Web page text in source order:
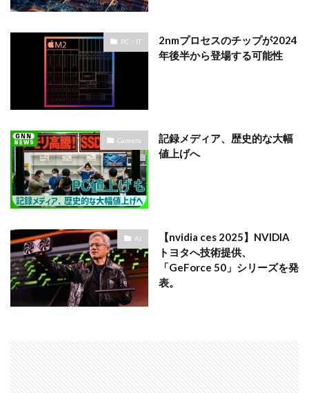
PC・IT
2nmプロセスのチップが2024
年後半から登場する可能性
Camera
記録メディア、歴史的な大幅
値上げへ
AI
【nvidia ces 2025】NVIDIA
トヨタへ技術提供、
「GeForce 50」シリーズを発
表。